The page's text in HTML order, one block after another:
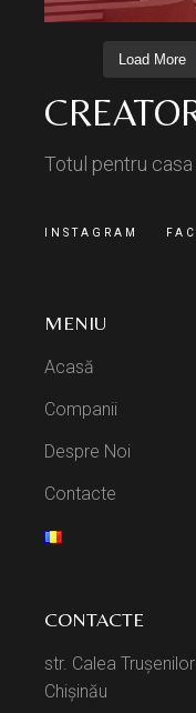
Load More
Totul pentru casa
INSTAGRAM
MENIU
Acasă
Companii
Despre Noi
Contacte
CONTACTE
str. Calea
Chișinău